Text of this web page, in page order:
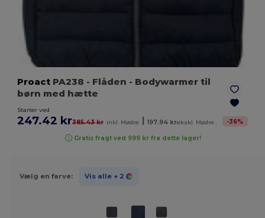
Proact PA238 - Flåden - Bodywarmer til
børn med hætte
Starter ved
247.42 kr385.43 kr inkl. Mødre 197.94 krekskl. Mødre -36%
Gratis fragt ved 999 kr fra dette lager!
Vælg en farve: Vis alle + 2